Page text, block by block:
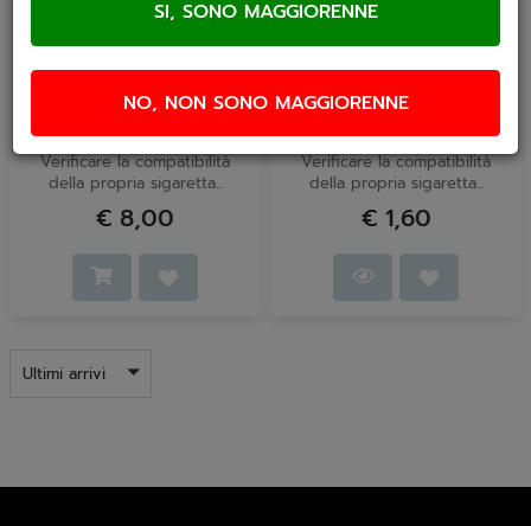
Resistenza Justfog Q16
C14 Q16PRO QPOD
Q14 P16a 1.2 OHM 5 pz
Verificare la compatibilità
della propria sigaretta...
€ 8,00
In arrivo
Resistenza Justfog Q16
Q16PRO C14 QPOD
Q14 P16a 1.6 OHM
Verificare la compatibilità
della propria sigaretta...
€ 1,60
Ultimi arrivi
NO, NON SONO MAGGIORENNE